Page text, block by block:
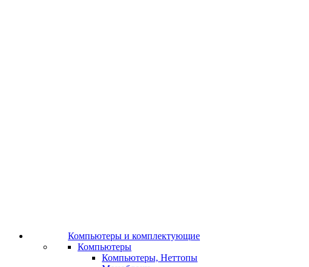
Компьютеры и комплектующие
Компьютеры
Компьютеры, Неттопы